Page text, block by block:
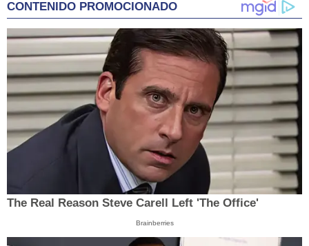
CONTENIDO PROMOCIONADO
The Real Reason Steve Carell Left 'The Office'
Brainberries